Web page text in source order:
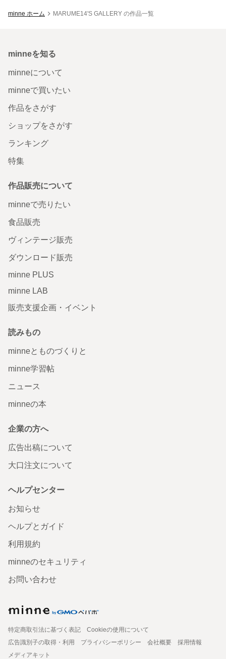
minne ホーム MARUME14'S GALLERY の作品一覧
minneを知る
minneについて
minneで買いたい
作品をさがす
ショップをさがす
ランキング
特集
作品販売について
minneで売りたい
食品販売
ヴィンテージ販売
ダウンロード販売
minne PLUS
minne LAB
販売支援企画・イベント
読みもの
minneとものづくりと
minne学習帖
ニュース
minneの本
企業の方へ
広告出稿について
大口注文について
ヘルプセンター
お知らせ
ヘルプとガイド
利用規約
minneのセキュリティ
お問い合わせ
特定商取引法に基づく表記
Cookieの使用について
広告識別子の取得・利用
プライバシーポリシー 会社概要
採用情報
メディアキット